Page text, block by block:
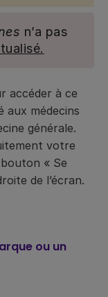
n’a pas
accéder à ce
aux médecins
générale.
votre
« Se
de l’écran.
ou un